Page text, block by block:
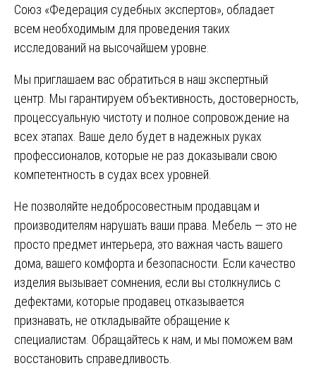
Союз «Федерация судебных экспертов», обладает
всем необходимым для проведения таких
исследований на высочайшем уровне.
Мы приглашаем вас обратиться в наш экспертный
центр. Мы гарантируем объективность, достоверность,
процессуальную чистоту и полное сопровождение на
всех этапах. Ваше дело будет в надежных руках
профессионалов, которые не раз доказывали свою
компетентность в судах всех уровней.
Не позволяйте недобросовестным продавцам и
производителям нарушать ваши права. Мебель — это не
просто предмет интерьера, это важная часть вашего
дома, вашего комфорта и безопасности. Если качество
изделия вызывает сомнения, если вы столкнулись с
дефектами, которые продавец отказывается
признавать, не откладывайте обращение к
специалистам. Обращайтесь к нам, и мы поможем вам
восстановить справедливость.